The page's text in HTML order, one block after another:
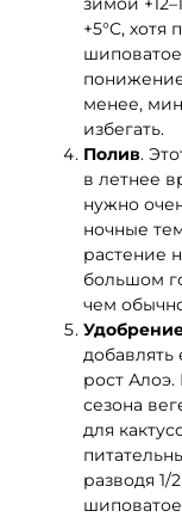
+5°C,
менее,
избегать.
Полив.
в летнее
нужно
ночные
растение
большом
чем
добавлять
рост
сезона
для
разводя 1/